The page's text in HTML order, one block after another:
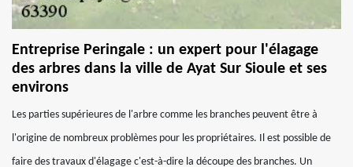
Entreprise Peringale : un expert pour l'élagage
des arbres dans la ville de Ayat Sur Sioule et ses
environs
Les parties supérieures de l'arbre comme les branches peuvent être à
l'origine de nombreux problèmes pour les propriétaires. Il est possible de
faire des travaux d'élagage c'est-à-dire la découpe des branches. Un